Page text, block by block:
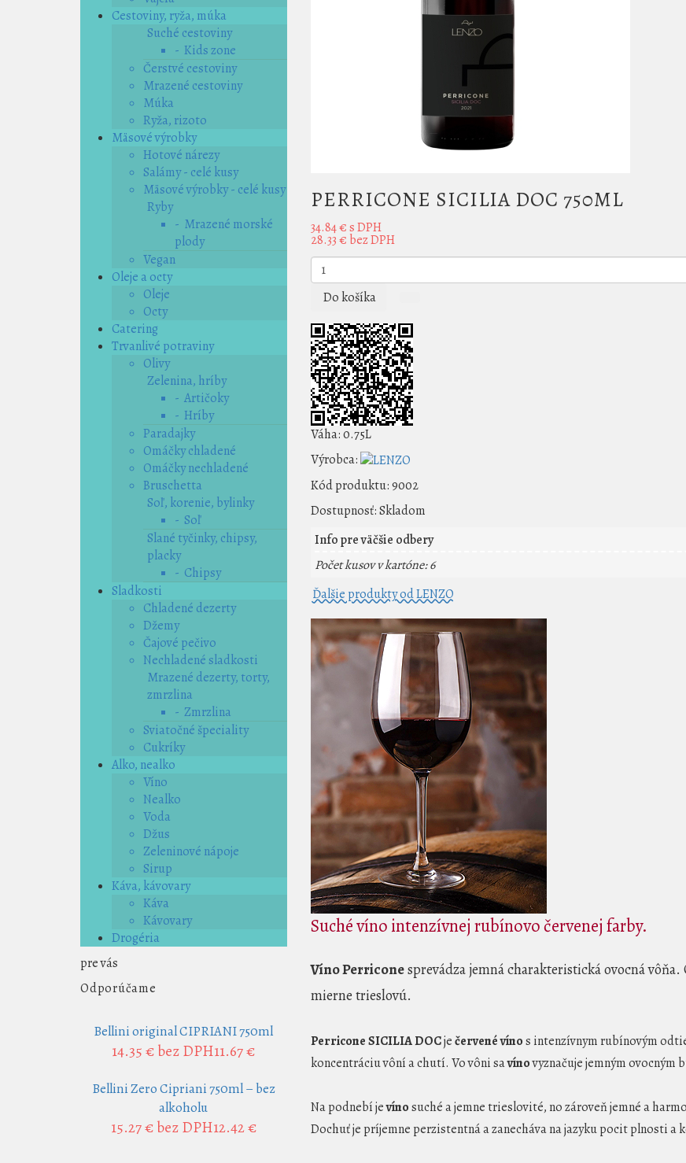
Cestoviny, ryža, múka
Suché cestoviny
- Kids zone
Čerstvé cestoviny
Mrazené cestoviny
Múka
Ryža, rizoto
Mäsové výrobky
Hotové nárezy
Salámy - celé kusy
Mäsové výrobky - celé kusy
Ryby
- Mrazené morské
plody
Vegan
Oleje a octy
Oleje
Octy
Catering
Trvanlivé potraviny
Olivy
Zelenina, hríby
- Artičoky
- Hríby
Paradajky
Omáčky chladené
Omáčky nechladené
Bruschetta
Soľ, korenie, bylinky
- Soľ
Slané tyčinky, chipsy,
placky
- Chipsy
Sladkosti
Chladené dezerty
Džemy
Čajové pečivo
Nechladené sladkosti
Mrazené dezerty, torty,
zmrzlina
- Zmrzlina
Sviatočné špeciality
Cukríky
Alko, nealko
Víno
Nealko
Voda
Džus
Zeleninové nápoje
Sirup
Káva, kávovary
Káva
Kávovary
Drogéria
pre vás
Odporúčame
Bellini original CIPRIANI 750ml
14.35 €bez DPH11.67 €
Bellini Zero Cipriani 750ml – bez
alkoholu
15.27 € bez DPH12.42 €
PERRICONE SICILIA DOC 750ML
34.84 €s DPH
28.33 € bez DPH
Do košíka
Váha:0.75L
Výrobca:
Kód produktu:9002
Dostupnosť:Skladom
Info pre väčšie odbery
Počet kusov v kartóne: 6
Ďalšie produkty od LENZO
Suché víno intenzívnej rubínovo červenej farby.
Víno Perriconesprevádza jemná charakteristická ovocná
mierne trieslovú.
Perricone SICILIA DOCječervené vínos intenzívnym rubínovým
koncentráciu vôní a chutí. Vo vôni savínovyznačuje jemným ovocným
Na podnebí jevínosuché a jemne trieslovité, no zároveň jemné a
Dochuť je príjemne perzistentná a zanecháva na jazyku pocit plnosti a